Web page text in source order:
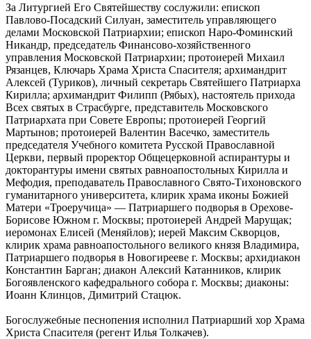
За Литургией Его Святейшеству сослужили: епископ
Павлово-Посадский Силуан, заместитель управляющего
делами Московской Патриархии; епископ Наро-Фоминский
Никандр, председатель Финансово-хозяйственного
управления Московской Патриархии; протоиерей Михаил
Рязанцев, Ключарь Храма Христа Спасителя; архимандрит
Алексей (Туриков), личный секретарь Святейшего Патриарха
Кирилла; архимандрит Филипп (Рябых), настоятель прихода
Всех святых в Страсбурге, представитель Московского
Патриархата при Совете Европы; протоиерей Георгий
Мартынов; протоиерей Валентин Васечко, заместитель
председателя Учебного комитета Русской Православной
Церкви, первый проректор Общецерковной аспирантуры и
докторантуры имени святых равноапостольных Кирилла и
Мефодия, преподаватель Православного Свято-Тихоновского
гуманитарного университета, клирик храма иконы Божией
Матери «Троеручица» — Патриаршего подворья в Орехове-
Борисове Южном г. Москвы; протоиерей Андрей Марущак;
иеромонах Елисей (Меняйлов); иерей Максим Скворцов,
клирик храма равноапостольного великого князя Владимира,
Патриаршего подворья в Новогирееве г. Москвы; архидиакон
Константин Барган; диакон Алексий Катанников, клирик
Богоявленского кафедрального собора г. Москвы; диаконы:
Иоанн Клинцов, Димитрий Стацюк.
Богослужебные песнопения исполнил Патриарший хор Храма
Христа Спасителя (регент Илья Толкачев).